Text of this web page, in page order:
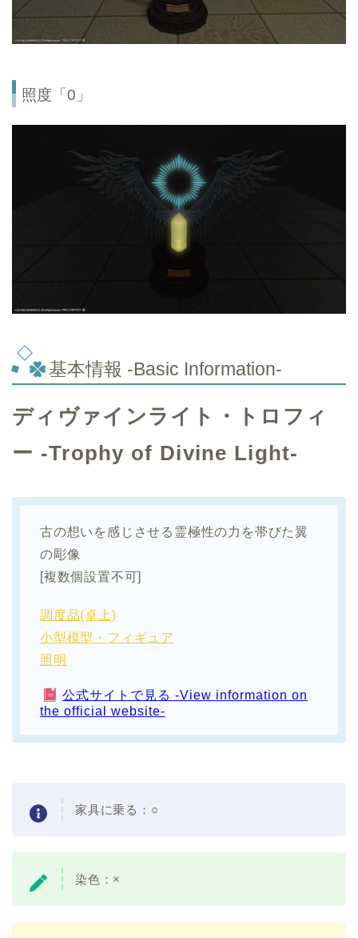
照度「0」
基本情報 -Basic Information-
ディヴァインライト・トロフィ
ー -Trophy of Divine Light-
古の想いを感じさせる霊極性の力を帯びた翼
の彫像
[複数個設置不可]
調度品(卓上)
小型模型・フィギュア
照明
公式サイトで見る -View information on
the official website-
家具に乗る：○
染色：×